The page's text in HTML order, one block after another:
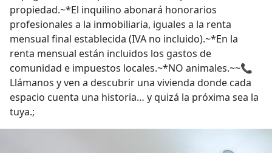
propiedad.~*El inquilino abonará honorarios
profesionales a la inmobiliaria, iguales a la renta
mensual final establecida (IVA no incluido).~*En la
renta mensual están incluidos los gastos de
comunidad e impuestos locales.~*NO animales.~~📞
Llámanos y ven a descubrir una vivienda donde cada
espacio cuenta una historia… y quizá la próxima sea la
tuya.;